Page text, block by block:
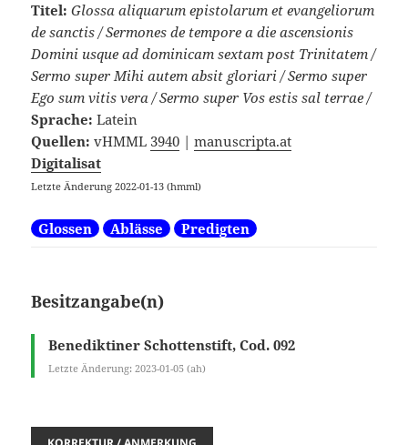
Titel:Glossa aliquarum epistolarum et evangeliorum
de sanctis / Sermones de tempore a die ascensionis
Domini usque ad dominicam sextam post Trinitatem /
Sermo super Mihi autem absit gloriari / Sermo super
Ego sum vitis vera / Sermo super Vos estis sal terrae /
Sprache:Latein
Quellen:vHMML 3940 |manuscripta.at
Digitalisat
Letzte Änderung 2022-01-13 (hmml)
Glossen Ablässe Predigten
Besitzangabe(n)
Benediktiner Schottenstift, Cod. 092
Letzte Änderung: 2023-01-05 (ah)